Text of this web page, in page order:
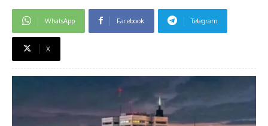
WhatsApp Facebook Telegram
X